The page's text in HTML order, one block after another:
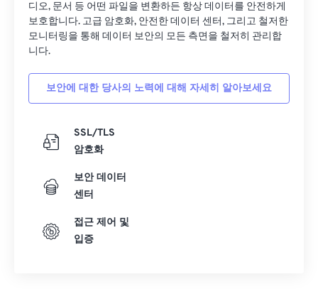
디오, 문서 등 어떤 파일을 변환하든 항상 데이터를 안전하게
보호합니다. 고급 암호화, 안전한 데이터 센터, 그리고 철저한
모니터링을 통해 데이터 보안의 모든 측면을 철저히 관리합
니다.
보안에 대한 당사의 노력에 대해 자세히 알아보세요
SSL/TLS
암호화
보안 데이터
센터
접근 제어 및
입증